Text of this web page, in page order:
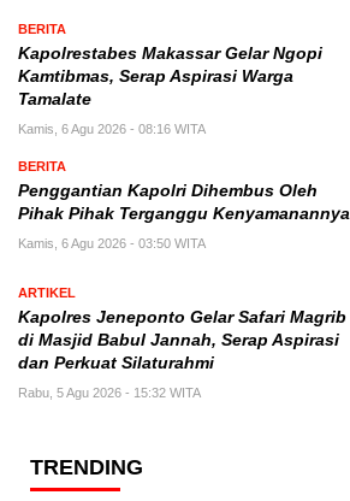
BERITA
Kapolrestabes Makassar Gelar Ngopi
Kamtibmas, Serap Aspirasi Warga
Tamalate
Kamis, 6 Agu 2026 - 08:16 WITA
BERITA
Penggantian Kapolri Dihembus Oleh
Pihak Pihak Terganggu Kenyamanannya
Kamis, 6 Agu 2026 - 03:50 WITA
ARTIKEL
Kapolres Jeneponto Gelar Safari Magrib
di Masjid Babul Jannah, Serap Aspirasi
dan Perkuat Silaturahmi
Rabu, 5 Agu 2026 - 15:32 WITA
TRENDING